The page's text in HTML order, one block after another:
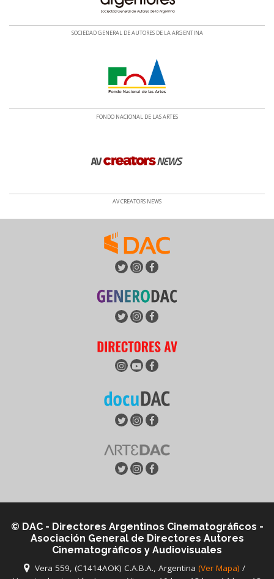
SOCIEDAD GENERAL DE AUTORES DE LA ARGENTINA
FONDO NACIONAL DE LAS ARTES
AV CREATORS NEWS
© DAC - Directores Argentinos Cinematográficos -
Asociación General de Directores Autores
Cinematográficos y Audiovisuales
Vera 559, (C1414AOK) C.A.B.A., Argentina (Ver Mapa) /